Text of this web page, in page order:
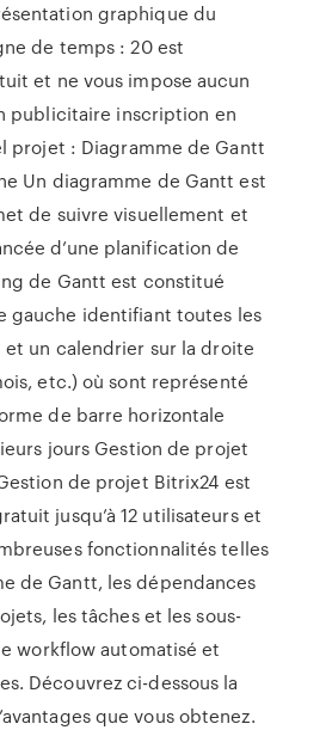
graphique du
de temps : 20 est
et ne vous impose aucun
publicitaire inscription en
projet : Diagramme de Gantt
Un diagramme de Gantt est
de suivre visuellement et
d’une planification de
de Gantt est constitué
gauche identifiant toutes les
un calendrier sur la droite
etc.) où sont représenté
de barre horizontale
jours Gestion de projet
de projet Bitrix24 est
jusqu’à 12 utilisateurs et
fonctionnalités telles
de Gantt, les dépendances
les tâches et les sous-
workflow automatisé et
Découvrez ci-dessous la
que vous obtenez.